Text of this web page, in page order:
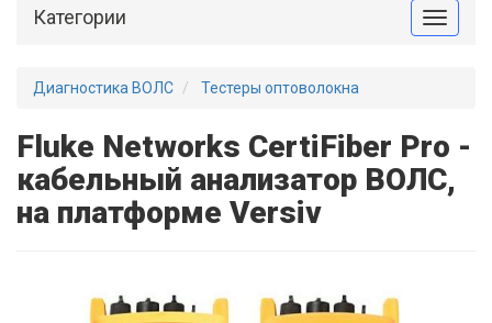
Toggle
Категории
Диагностика ВОЛС Тестеры оптоволокна
Fluke Networks CertiFiber Pro -
кабельный анализатор ВОЛС,
на платформе Versiv